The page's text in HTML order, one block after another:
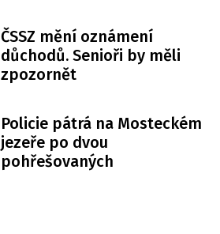
ČSSZ mění oznámení
důchodů. Senioři by měli
zpozornět
Policie pátrá na Mosteckém
jezeře po dvou
pohřešovaných